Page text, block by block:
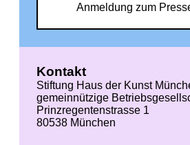
Anmeldung zum
Kontakt
Stiftung Haus der Kunst
gemeinnützige
Prinzregentenstrasse 1
80538 München